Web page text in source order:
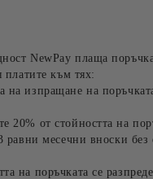
NewPay плаща
платите към тях:
изпращане на
20% от стойността на
равни месечни вноски
на поръчката се